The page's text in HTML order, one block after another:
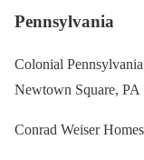
Pennsylvania
Colonial
Newtown Square, PA
Conrad Weiser